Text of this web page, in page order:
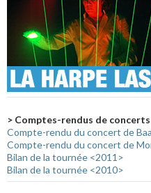
> Comptes-rendus de concerts
Compte-rendu du concert de
Compte-rendu du concert de
Bilan de la tournée <2011>
Bilan de la tournée <2010>